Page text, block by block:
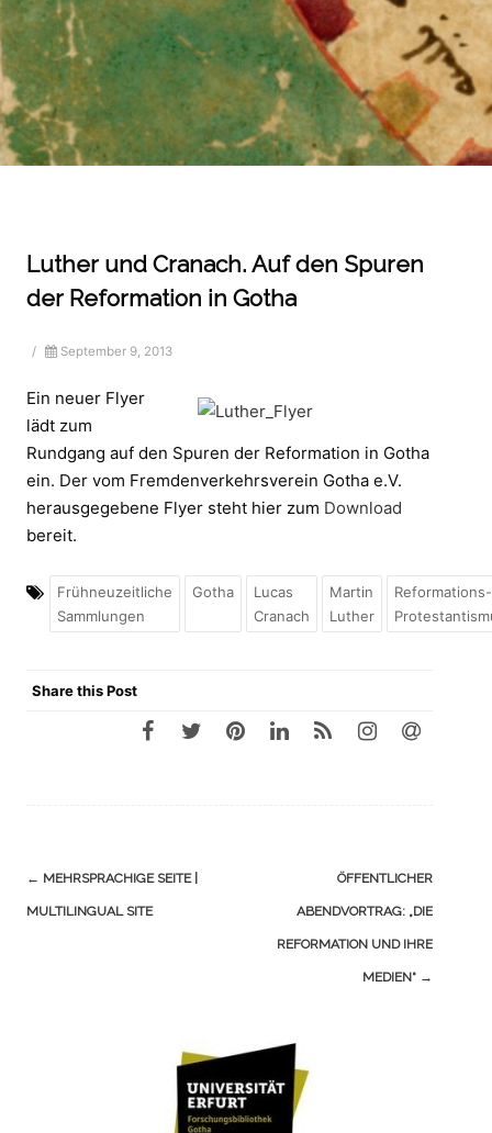
Luther und Cranach. Auf den Spuren
der Reformation in Gotha
/ September 9, 2013
Ein neuer Flyer
lädt zum
Rundgang auf den Spuren der Reformation in Gotha
ein. Der vom Fremdenverkehrsverein Gotha e.V.
herausgegebene Flyer steht hier zum Download
bereit.
Frühneuzeitliche
Sammlungen
Gotha
Lucas
Cranach
Martin
Luther
Share this Post
Navigation
(Beiträge)
← MEHRSPRACHIGE SEITE |
MULTILINGUAL SITE
ÖFFENTLICHER
ABENDVORTRAG: „DIE
REFORMATION UND IHRE
MEDIEN“ →